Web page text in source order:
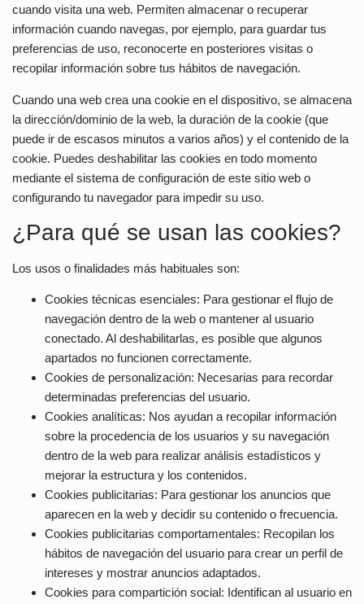
cuando visita una web. Permiten almacenar o recuperar
información cuando navegas, por ejemplo, para guardar tus
preferencias de uso, reconocerte en posteriores visitas o
recopilar información sobre tus hábitos de navegación.
Cuando una web crea una cookie en el dispositivo, se almacena
la dirección/dominio de la web, la duración de la cookie (que
puede ir de escasos minutos a varios años) y el contenido de la
cookie. Puedes deshabilitar las cookies en todo momento
mediante el sistema de configuración de este sitio web o
configurando tu navegador para impedir su uso.
¿Para qué se usan las cookies?
Los usos o finalidades más habituales son:
Cookies técnicas esenciales: Para gestionar el flujo de
navegación dentro de la web o mantener al usuario
conectado. Al deshabilitarlas, es posible que algunos
apartados no funcionen correctamente.
Cookies de personalización: Necesarias para recordar
determinadas preferencias del usuario.
Cookies analíticas: Nos ayudan a recopilar información
sobre la procedencia de los usuarios y su navegación
dentro de la web para realizar análisis estadísticos y
mejorar la estructura y los contenidos.
Cookies publicitarias: Para gestionar los anuncios que
aparecen en la web y decidir su contenido o frecuencia.
Cookies publicitarias comportamentales: Recopilan los
hábitos de navegación del usuario para crear un perfil de
intereses y mostrar anuncios adaptados.
Cookies para compartición social: Identifican al usuario en